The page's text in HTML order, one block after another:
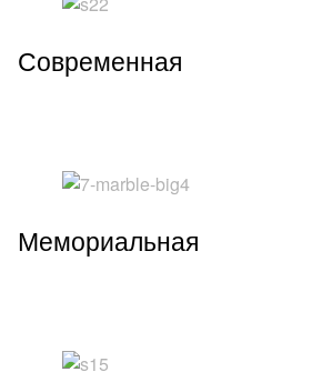
Современная
Мемориальная